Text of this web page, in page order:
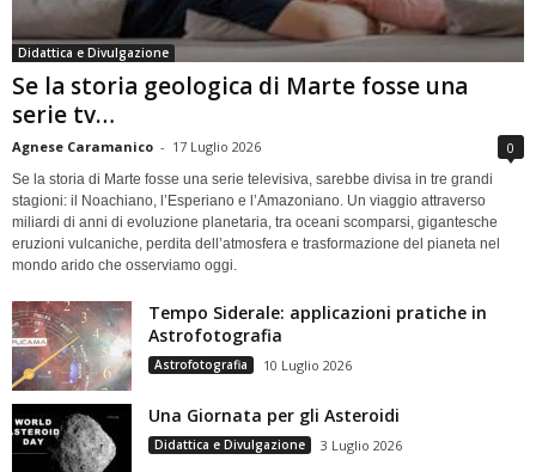
Didattica e Divulgazione
Se la storia geologica di Marte fosse una
serie tv…
Agnese Caramanico - 17 Luglio 2026 0
Se la storia di Marte fosse una serie televisiva, sarebbe divisa in tre grandi
stagioni: il Noachiano, l’Esperiano e l’Amazoniano. Un viaggio attraverso
miliardi di anni di evoluzione planetaria, tra oceani scomparsi, gigantesche
eruzioni vulcaniche, perdita dell’atmosfera e trasformazione del pianeta nel
mondo arido che osserviamo oggi.
Tempo Siderale: applicazioni pratiche in
Astrofotografia
Astrofotografia 10 Luglio 2026
Una Giornata per gli Asteroidi
Didattica e Divulgazione 3 Luglio 2026